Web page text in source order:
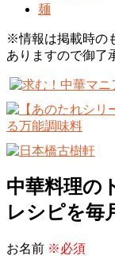
麺
※情報は掲載時の
ありますので御了
中華料理の
レシピを毎
お名前 ※必須